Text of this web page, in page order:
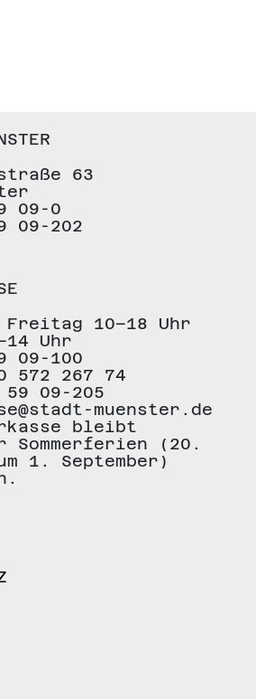
63
09-0
09-202
10–18 Uhr
Uhr
09-100
572 267 74
09-205
muenster.de
bleibt
Sommerferien (20.
1. September)